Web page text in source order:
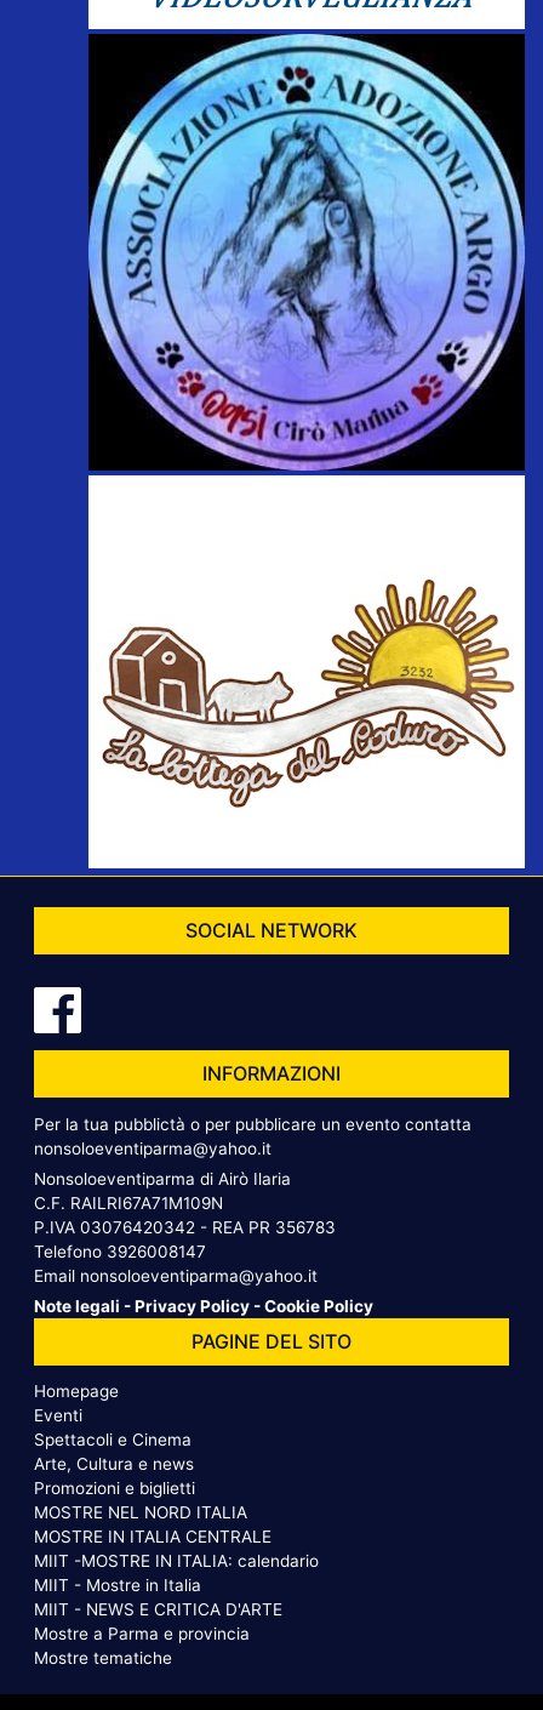
SOCIAL NETWORK
INFORMAZIONI
Per la tua pubblictà o per pubblicare un evento contatta
nonsoloeventiparma@yahoo.it
Nonsoloeventiparma di Airò Ilaria
C.F. RAILRI67A71M109N
P.IVA 03076420342 - REA PR 356783
Telefono 3926008147
Email nonsoloeventiparma@yahoo.it
Note legali -Privacy Policy -Cookie Policy
PAGINE DEL SITO
Homepage
Eventi
Spettacoli e Cinema
Arte, Cultura e news
Promozioni e biglietti
MOSTRE NEL NORD ITALIA
MOSTRE IN ITALIA CENTRALE
MIIT -MOSTRE IN ITALIA: calendario
MIIT - Mostre in Italia
MIIT - NEWS E CRITICA D'ARTE
Mostre a Parma e provincia
Mostre tematiche